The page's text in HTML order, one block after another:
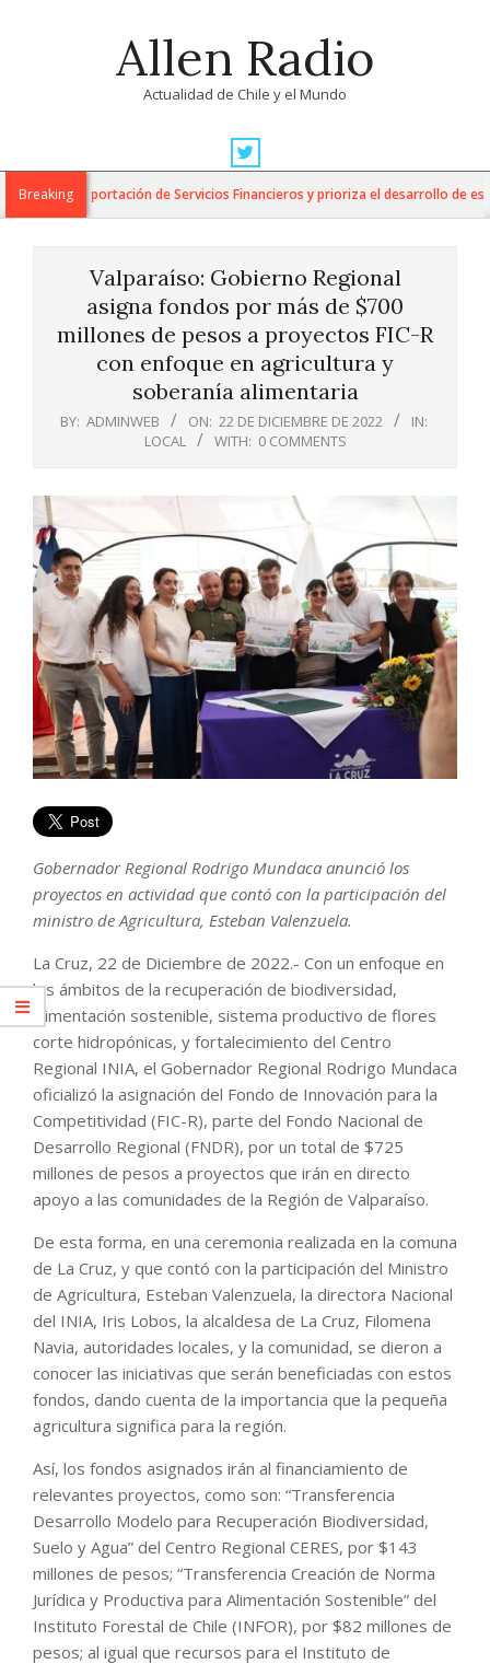
Allen Radio
Actualidad de Chile y el Mundo
Navigation
MenuBreaking
la Exportación de Servicios Financieros y prioriza el desarrollo de esta
Valparaíso: Gobierno Regional
asigna fondos por más de $700
millones de pesos a proyectos FIC-R
con enfoque en agricultura y
soberanía alimentaria
BY: ADMINWEB ON: 22 DE DICIEMBRE DE 2022
IN:
LOCAL
WITH: 0 COMMENTS
Gobernador Regional Rodrigo Mundaca anunció los
proyectos en actividad que contó con la participación del
ministro de Agricultura, Esteban Valenzuela.
La Cruz, 22 de Diciembre de 2022.- Con un enfoque en
los ámbitos de la recuperación de biodiversidad,
alimentación sostenible, sistema productivo de flores
corte hidropónicas, y fortalecimiento del Centro
Regional INIA, el Gobernador Regional Rodrigo Mundaca
oficializó la asignación del Fondo de Innovación para la
Competitividad (FIC-R), parte del Fondo Nacional de
Desarrollo Regional (FNDR), por un total de $725
millones de pesos a proyectos que irán en directo
apoyo a las comunidades de la Región de Valparaíso.
De esta forma, en una ceremonia realizada en la comuna
de La Cruz, y que contó con la participación del Ministro
de Agricultura, Esteban Valenzuela, la directora Nacional
del INIA, Iris Lobos, la alcaldesa de La Cruz, Filomena
Navia, autoridades locales, y la comunidad, se dieron a
conocer las iniciativas que serán beneficiadas con estos
fondos, dando cuenta de la importancia que la pequeña
agricultura significa para la región.
Así, los fondos asignados irán al financiamiento de
relevantes proyectos, como son: “Transferencia
Desarrollo Modelo para Recuperación Biodiversidad,
Suelo y Agua” del Centro Regional CERES, por $143
millones de pesos; “Transferencia Creación de Norma
Jurídica y Productiva para Alimentación Sostenible” del
Instituto Forestal de Chile (INFOR), por $82 millones de
pesos; al igual que recursos para el Instituto de